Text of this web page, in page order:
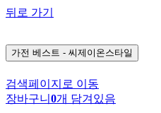
뒤로 가기
가전 베스트 - 씨제이온스타일
검색페이지로 이동
장바구니 0개 담겨있음